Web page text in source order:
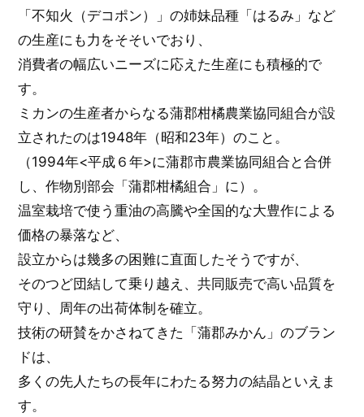
「不知火（デコポン）」の姉妹品種「はるみ」など
の生産にも力をそそいでおり、
消費者の幅広いニーズに応えた生産にも積極的で
す。
ミカンの生産者からなる蒲郡柑橘農業協同組合が設
立されたのは1948年（昭和23年）のこと。
（1994年<平成６年>に蒲郡市農業協同組合と合併
し、作物別部会「蒲郡柑橘組合」に）。
温室栽培で使う重油の高騰や全国的な大豊作による
価格の暴落など、
設立からは幾多の困難に直面したそうですが、
そのつど団結して乗り越え、共同販売で高い品質を
守り、周年の出荷体制を確立。
技術の研賛をかさねてきた「蒲郡みかん」のブラン
ドは、
多くの先人たちの長年にわたる努力の結晶といえま
す。